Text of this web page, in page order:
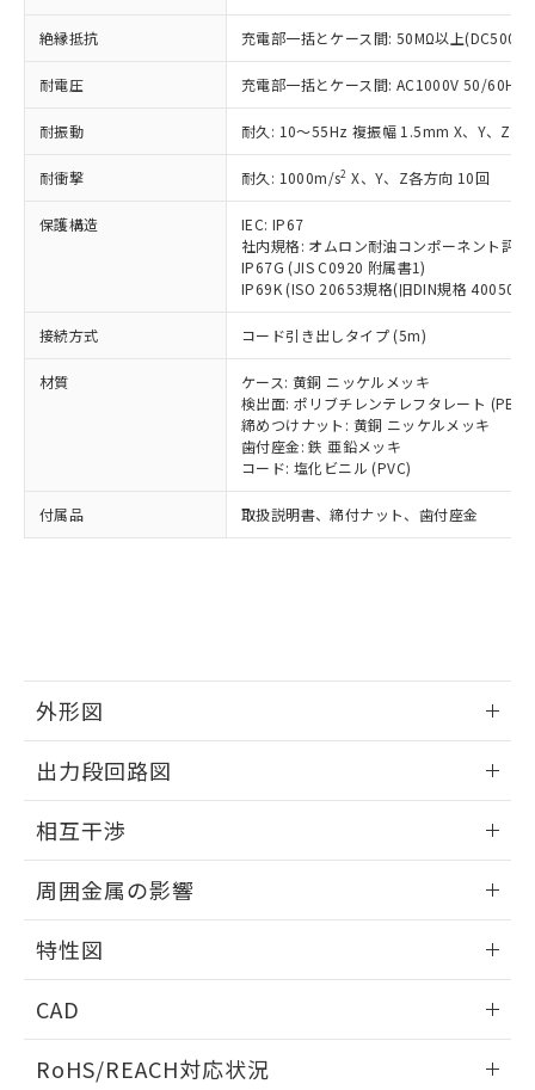
絶縁抵抗 充電部一括とケース間: 50MΩ以上(DC500V
耐電圧 充電部一括とケース間: AC1000V 50/60Hz
耐振動 耐久: 10～55Hz 複振幅 1.5mm X、Y、Z各
耐衝撃 耐久: 1000m/s2 X、Y、Z各方向 10回
保護構造
IEC: IP67
社内規格: オムロン耐油コンポーネント評
IP67G (JIS C0920 附属書1)
IP69K (ISO 20653規格(旧DIN規格 40050
接続方式 コード引き出しタイプ (5m)
材質
ケース: 黄銅 ニッケルメッキ
検出面: ポリブチレンテレフタレート (PBT)
締めつけナット: 黄銅 ニッケルメッキ
歯付座金: 鉄 亜鉛メッキ
コード: 塩化ビニル (PVC)
付属品 取扱説明書、締付ナット、歯付座金
外形図
外形図
出力段回路図
出力段回路図
相互干渉
相互干渉
周囲金属の影響
周囲金属の影響
特性図
検出物体の大きさと材質による影響
CAD
ドすることができます。
RoHS/REACH対応状況
在庫状況および標準価格照会結果は、
タに基づき作成されるものであり、閲
覧された時点での実際の在庫および標
準価格とは異なる場合があることをご
了承ください。
正式な納期状況および標準価格はお客
様のお取引先、またはお客様担当のオ
ムロン制御機器販売店・当社販売員に
ご相談ください。
オムロン制御機器販売店や当社販売拠
販売ネットワーク
」をご確認
在庫状況および標準価格結果を当社の
事前の承諾なく第三者に漏洩または開
示しないようお願いします。
マイパーツ機能（部品リスト作成サー
ビス）をご利用いただくには、I-Web
メンバーズにご登録されている必要が
お客様が当ウェブサイト上で当社にご
※当社の共同利用者とは、"個人情報
指します。
むを得ず変更することがあります。
*EU RoHS指令（10物質）：
鉛(Pb) 1000ppm以下、 水銀(Hg) 1000ppm以下、 カド
類(PBB) 1000ppm以下、ポリ臭化ジフェニルエーテル類
(PBDE) 1000ppm以下、フタル酸ビス(2-エチルヘキシ
ル) (DEHP)(別名：DOP) 1000ppm以下、フタル酸ブチ
ルベンジル（BBP） 1000ppm以下、フタル酸ジブチル
(DIBP) 1000ppm以下
但し、RoHS指令で産業用監視および制御機器に対する
フタル酸エステル類の４物質については閾値を超える意
図的な使用がないことを確認しています。
部品在庫の切り替え状況などにより、予定
月が前後することがあります。
※3 非含有証明書ダウンロード
51物質の非含有証明書（当社基準）
※本証明書は発行日時点で非含有を証明す
るもので、過去に遡って非含有を証明する
ものではありません。
また、RoHS指令のフタル酸エステル類４
物質の対応では、対応完了までの期間は出
荷製品に未対応品が混在することから備考
既に当社にて対応品への在庫切替を完了
していることから、特段のことがない限
り、2022年1月12日より割愛しておりま
「－」：未確認です。当社販売部門へお問
い合わせください。
*中国RoHS10物質の基準値 (GB/T26572)：
Pb(鉛) :1000ppm、 Hg(水銀) : 1000ppm、 Cd(カドミウ
Cr(Ⅵ)(六価クロム) : 1000ppm、 PBBs(ポリ臭化ビフェ
ニル類) : 1000ppm、 PBDEs(ポリ臭化ジフェニルエーテ
ル) : 1000ppm、
DEHP(フタル酸ビス(2-エチルヘキシル)) : 1000ppm
※2 環境保護使用期限
「ｅ」：有害物質（10物質）のすべてが基
準値以下であることを示します。
「10」：通常の使用状況下において有害物
質が外部に漏えいし、環境に深刻な影響を
及ぼさない年数を意味します。
「－」：未確認です。当社販売部門へお問
い合わせください。
為替および外国貿易法に定める商品
（以下｢規制貨物等」という）を輸出
または国外への提供する場合は、日本
国政府の輸出許可(または役務取引許
可)を取得するなどの必要な手続きを
当社は規制貨物を破棄する場合は、完
全に破砕するなど、違法に輸出されな
いよう必要な手段を講じます。
当社は貴社製品を、核兵器、ミサイ
ル、化学兵器、生物兵器またはその他
武器並びにこれらの製造装置等に一切
当社は、貴社製品を第三者に販売する
場合は、上記1、2および3の内容を当
該第三者に通知します。また当社は、
販売先および販売に係わる関係者が違
法に輸出するおそれがある場合は、取
り引きをいたしません。
一定数以上の在庫あり
一定数には満たないが在庫あり
在庫なし(最新の在庫状況につ
いては、お客様のお取引先、ま
たはお客様担当のオムロン制御
機器販売店・当社販売員にご確
認ください)
受注生産機種、また在庫状況の
情報を公開していない機種